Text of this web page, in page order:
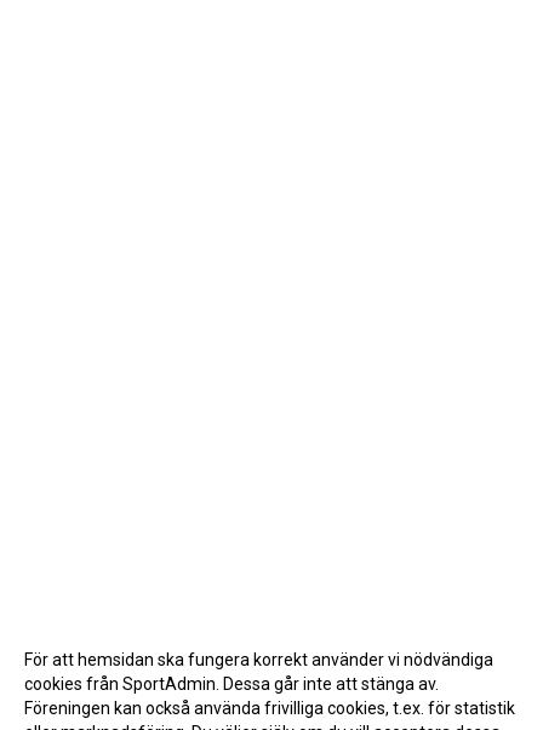
För att hemsidan ska fungera korrekt använder vi nödvändiga
cookies från SportAdmin. Dessa går inte att stänga av.
Föreningen kan också använda frivilliga cookies, t.ex. för statistik